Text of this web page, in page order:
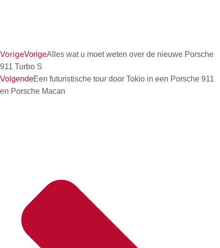
VorigeVorigeAlles wat u moet weten over de nieuwe Porsche
911 Turbo S
VolgendeEen futuristische tour door Tokio in een Porsche 911
en Porsche Macan